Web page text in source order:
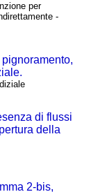
per
-
di flussi
della
2-bis,